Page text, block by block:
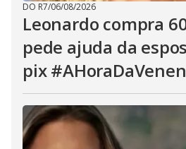
DO R7/06/08/2026
Leonardo compra
pede ajuda da
pix